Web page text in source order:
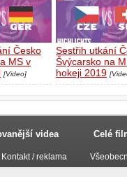
Česko
MS v
[Video]
Sestřih utkání
Švýcarsko na
hokeji 2019
videa Celé
Kontakt / reklama